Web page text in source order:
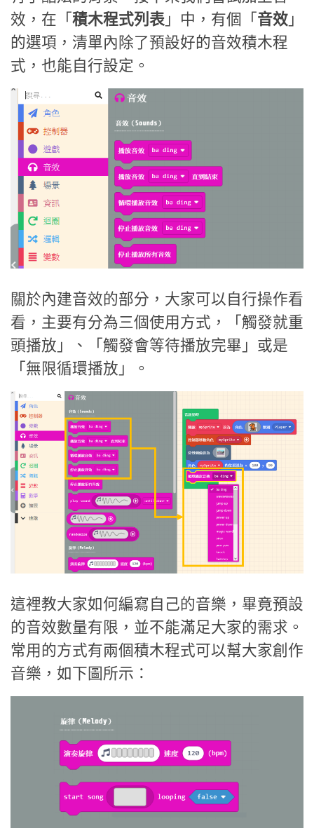
效，在「積木程式列表 」中，有個「音效 」
的選項，清單內除了預設好的音效積木程
式，也能自行設定。
關於內建音效的部分，大家可以自行操作看
看，主要有分為三個使用方式，「觸發就重
頭播放」、「觸發會等待播放完畢」或是
「無限循環播放」。
這裡教大家如何編寫自己的音樂，畢竟預設
的音效數量有限，並不能滿足大家的需求。
常用的方式有兩個積木程式可以幫大家創作
音樂，如下圖所示：